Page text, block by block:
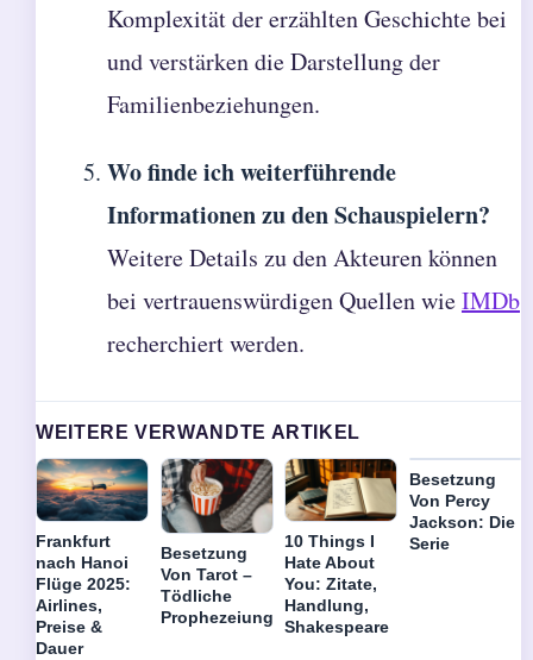
Komplexität der erzählten Geschichte bei
und verstärken die Darstellung der
Familienbeziehungen.
Wo finde ich weiterführende
Informationen zu den Schauspielern?
Weitere Details zu den Akteuren können
bei vertrauenswürdigen Quellen wieIMDb
recherchiert werden.
WEITERE VERWANDTE ARTIKEL
Frankfurt
nach Hanoi
Flüge 2025:
Airlines,
Preise &
Dauer
Besetzung
Von Tarot –
Tödliche
Prophezeiung
10 Things I
Hate About
You: Zitate,
Handlung,
Shakespeare
Besetzung
Von Percy
Jackson: Die
Serie